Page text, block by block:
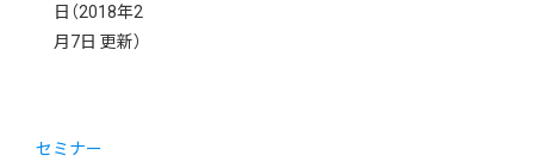
日 （2018年2
月7日 更新）
セミナー